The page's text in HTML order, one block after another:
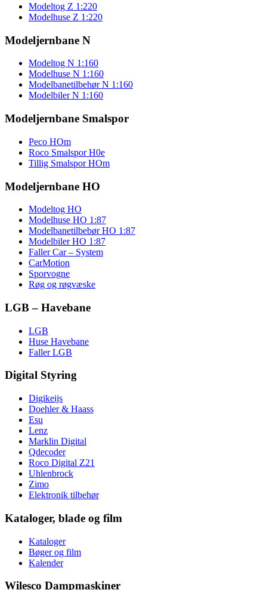
Modeltog Z 1:220
Modelhuse Z 1:220
Modeljernbane N
Modeltog N 1:160
Modelhuse N 1:160
Modelbanetilbehør N 1:160
Modelbiler N 1:160
Modeljernbane Smalspor
Peco HOm
Roco Smalspor H0e
Tillig Smalspor HOm
Modeljernbane HO
Modeltog HO
Modelhuse HO 1:87
Modelbanetilbebør HO 1:87
Modelbiler HO 1:87
Faller Car – System
CarMotion
Sporvogne
Røg og røgvæske
LGB – Havebane
LGB
Huse Havebane
Faller LGB
Digital Styring
Digikeijs
Doehler & Haass
Esu
Lenz
Marklin Digital
Qdecoder
Roco Digital Z21
Uhlenbrock
Zimo
Elektronik tilbehør
Kataloger, blade og film
Kataloger
Bøger og film
Kalender
Wilesco Dampmaskiner